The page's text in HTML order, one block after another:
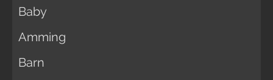
Baby
Amming
Barn